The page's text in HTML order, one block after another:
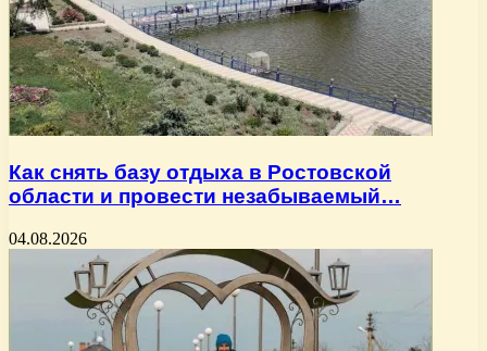
Как снять базу отдыха в Ростовской
области и провести незабываемый…
04.08.2026